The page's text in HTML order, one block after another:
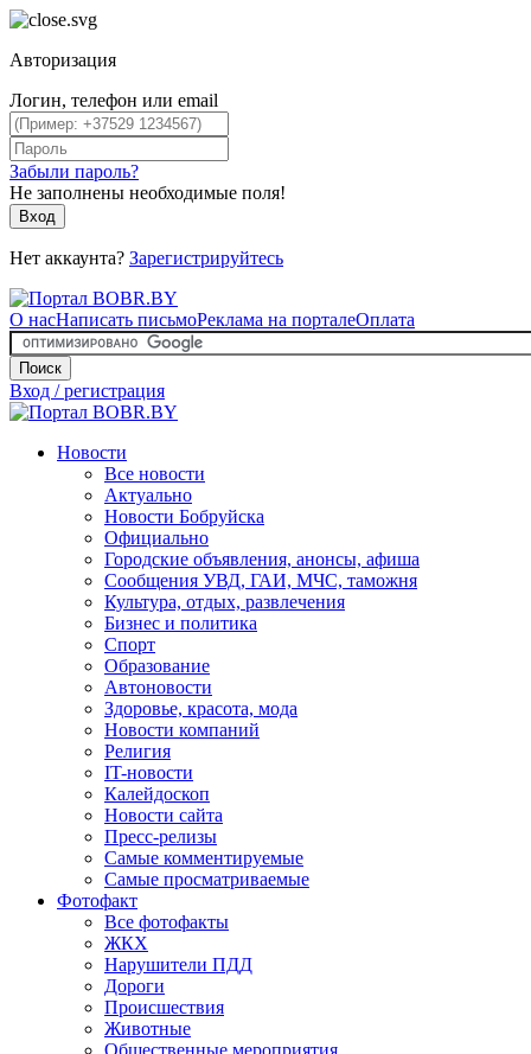
Авторизация
Логин, телефон или email
Забыли пароль?
Не заполнены необходимые поля!
Вход
Нет аккаунта? Зарегистрируйтесь
О насНаписать письмоРеклама на порталеОплата
Поиск
Вход / регистрация
Новости
Все новости
Актуально
Новости Бобруйска
Официально
Городские объявления, анонсы, афиша
Сообщения УВД, ГАИ, МЧС, таможня
Культура, отдых, развлечения
Бизнес и политика
Спорт
Образование
Автоновости
Здоровье, красота, мода
Новости компаний
Религия
IT-новости
Калейдоскоп
Новости сайта
Пресс-релизы
Самые комментируемые
Самые просматриваемые
Фотофакт
Все фотофакты
ЖКХ
Нарушители ПДД
Дороги
Происшествия
Животные
Общественные мероприятия